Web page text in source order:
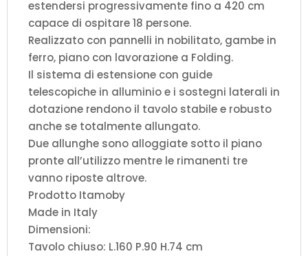
estendersi progressivamente fino a 420 cm
capace di ospitare 18 persone.
Realizzato con pannelli in nobilitato, gambe in
ferro, piano con lavorazione a Folding.
Il sistema di estensione con guide
telescopiche in alluminio e i sostegni laterali in
dotazione rendono il tavolo stabile e robusto
anche se totalmente allungato.
Due allunghe sono alloggiate sotto il piano
pronte all’utilizzo mentre le rimanenti tre
vanno riposte altrove.
Prodotto Itamoby
Made in Italy
Dimensioni:
Tavolo chiuso: L.160 P.90 H.74 cm